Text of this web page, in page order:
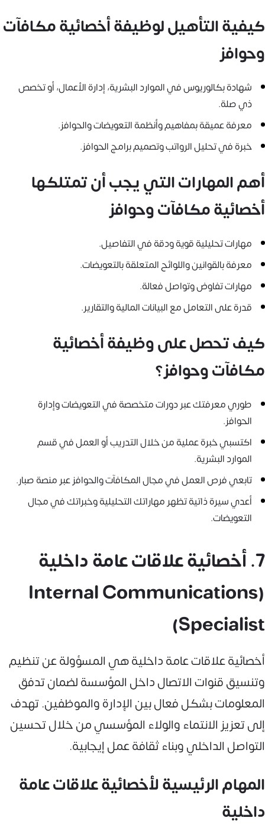
كيفية التأهيل لوظيفة أخصائية مكافآت
وحوافز
شهادة بكالوريوس في الموارد البشرية، إدارة الأعمال، أو تخصص
ذي صلة.
معرفة عميقة بمفاهيم وأنظمة التعويضات والحوافز.
خبرة في تحليل الرواتب وتصميم برامج الحوافز.
أهم المهارات التي يجب أن تمتلكها
أخصائية مكافآت وحوافز
مهارات تحليلية قوية ودقة في التفاصيل.
معرفة بالقوانين واللوائح المتعلقة بالتعويضات.
مهارات تفاوض وتواصل فعالة.
قدرة على التعامل مع البيانات المالية والتقارير.
كيف تحصل على وظيفة أخصائية
مكافآت وحوافز؟
طوري معرفتك عبر دورات متخصصة في التعويضات وإدارة
الحوافز.
اكتسبي خبرة عملية من خلال التدريب أو العمل في قسم
الموارد البشرية.
تابعي فرص العمل في مجال المكافآت والحوافز عبر منصة صبار.
أعدي سيرة ذاتية تظهر مهاراتك التحليلية وخبراتك في مجال
التعويضات.
7. أخصائية علاقات عامة داخلية
(Internal Communications
Specialist)
أخصائية علاقات عامة داخلية هي المسؤولة عن تنظيم
وتنسيق قنوات الاتصال داخل المؤسسة لضمان تدفق
المعلومات بشكل فعال بين الإدارة والموظفين. تهدف
إلى تعزيز الانتماء والولاء المؤسسي من خلال تحسين
التواصل الداخلي وبناء ثقافة عمل إيجابية.
المهام الرئيسية لأخصائية علاقات عامة
داخلية